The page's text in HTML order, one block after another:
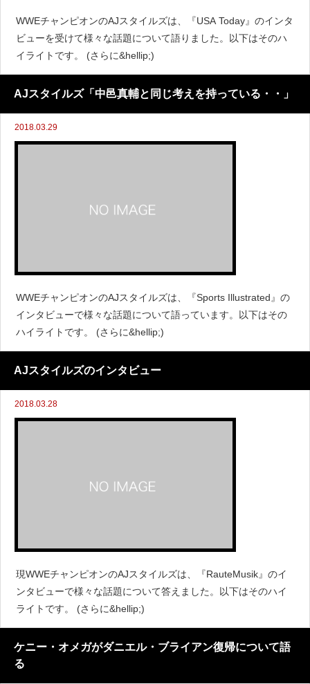
WWEチャンピオンのAJスタイルズは、『USA Today』のインタ
ビューを受けて様々な話題について語りました。以下はそのハ
イライトです。 (さらに&hellip;)
AJスタイルズ「中邑真輔と同じ考えを持っている・・」
2018.03.29
WWEチャンピオンのAJスタイルズは、『Sports Illustrated』の
インタビューで様々な話題について語っています。以下はその
ハイライトです。 (さらに&hellip;)
AJスタイルズのインタビュー
2018.03.28
現WWEチャンピオンのAJスタイルズは、『RauteMusik』のイ
ンタビューで様々な話題について答えました。以下はそのハイ
ライトです。 (さらに&hellip;)
ケニー・オメガがダニエル・ブライアン復帰について語
る